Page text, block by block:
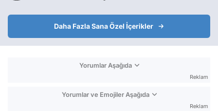
Daha Fazla Sana Özel İçerikler
Yorumlar Aşağıda
Reklam
Yorumlar ve Emojiler Aşağıda
Reklam